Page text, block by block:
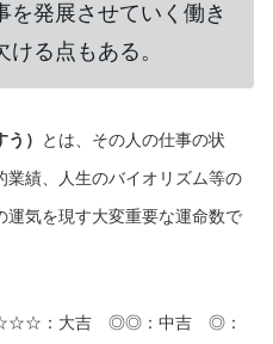
を発展させていく働き
る点もある。
）
とは、その人の仕事の状
績、人生のバイオリズム等の
気を現す大変重要な運命数で
：大吉 ◎◎：中吉 ◎：